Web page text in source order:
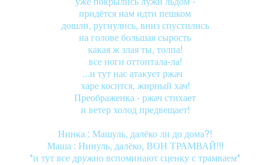
придётся нам идти пешком
дошли, ругнулись, вниз спустились
на голове большая сырость
какая ж злая ты, толпа!
все ноги оттоптала-ла!
...и тут нас атакует ржач
харе косится, жирный хач!
Преображенка - ржач стихает
и ветер холод предвещает!
Нинка : Машуль, далёко ли до дома?!
Маша : Нинуль, далёко, ВОН ТРАМВАЙ!!!
*и тут все дружно вспоминают сценку с трамваем*